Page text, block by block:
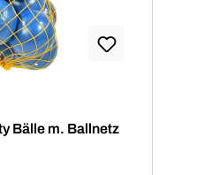
Bälle m. Ballnetz